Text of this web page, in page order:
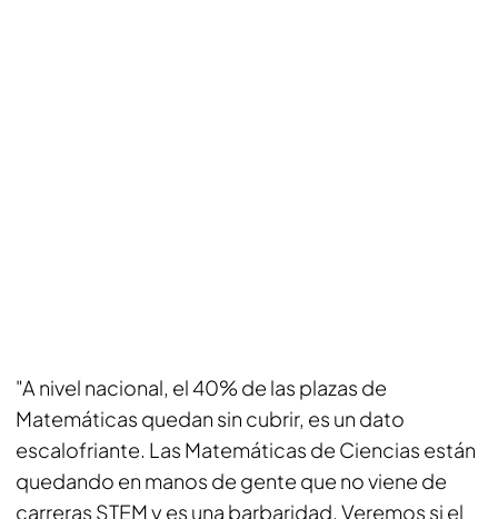
"A nivel nacional, el 40% de las plazas de
Matemáticas quedan sin cubrir, es un dato
escalofriante. Las Matemáticas de Ciencias están
quedando en manos de gente que no viene de
carreras STEM y es una barbaridad. Veremos si el